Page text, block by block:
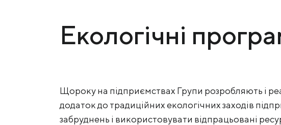
Екологічні
Щороку на підприємствах Групи розробляють і
додаток до традиційних екологічних заходів
забруднень і використовувати відпрацьовані